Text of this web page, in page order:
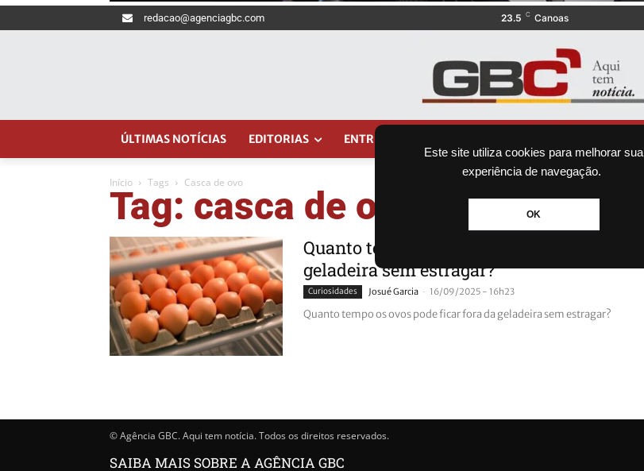
Este site utiliza cookies para melhorar sua
experiência de navegação.
OK
redacao@agenciagbc.com 23.5 C Canoas
ÚLTIMAS NOTÍCIAS EDITORIAS ENTRETENIMENTO
Início Tags Casca de ovo
Tag: casca de ovo
Quanto tempo os ovos pode ficar fora da
geladeira sem estragar?
Curiosidades Josué Garcia - 16/09/2025 - 16h23
Quanto tempo os ovos pode ficar fora da geladeira sem estragar?
© Agência GBC. Aqui tem notícia. Todos os direitos reservados.
SAIBA MAIS SOBRE A AGÊNCIA GBC